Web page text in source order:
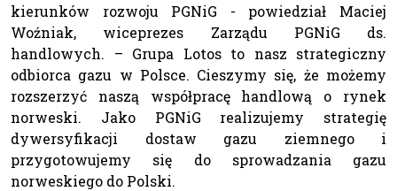
kierunków rozwoju PGNiG - powiedział Maciej
Woźniak, wiceprezes Zarządu PGNiG ds.
handlowych. – Grupa Lotos to nasz strategiczny
odbiorca gazu w Polsce. Cieszymy się, że możemy
rozszerzyć naszą współpracę handlową o rynek
norweski. Jako PGNiG realizujemy strategię
dywersyfikacji dostaw gazu ziemnego i
przygotowujemy się do sprowadzania gazu
norweskiego do Polski.